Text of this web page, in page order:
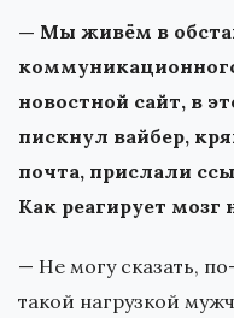
— Мы живём в
новостной сайт, в
пискнул вайбер,
почта, прислали
Как реагирует мозг
— Не могу сказать,
такой нагрузкой